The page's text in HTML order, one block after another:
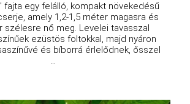
fajta egy felálló, kompakt növekedésű
amely 1,2-1,5 méter magasra és
szélesre nő meg. Levelei tavasszal
ezüstös foltokkal, majd nyáron
és bíborrá érlelődnek, ősszel
...